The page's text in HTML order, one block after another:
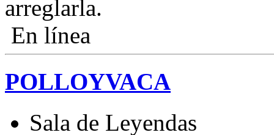
arreglarla.
En línea
POLLOYVACA
Sala de Leyendas